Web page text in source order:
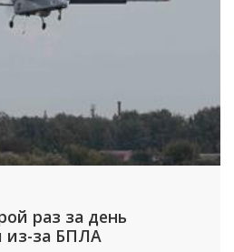
раз за день
из-за БПЛА